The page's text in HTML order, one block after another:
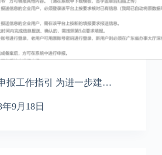
报工作指引 为进一步建…
年9月18日